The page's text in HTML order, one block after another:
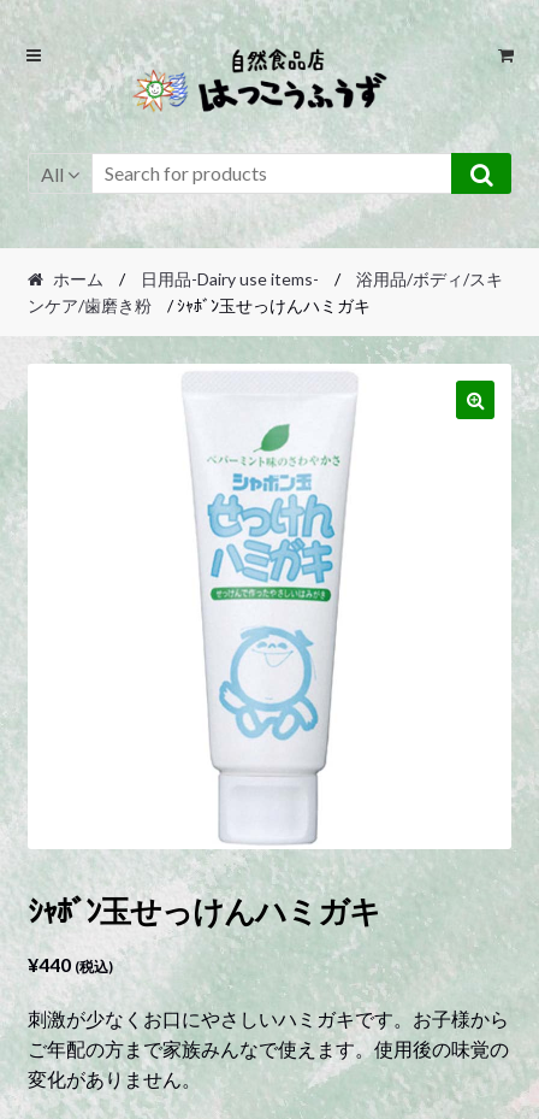
Skip
navigation
Skip
content
All
ホーム / 日用品-Dairy use items- /
浴用品/ボディ/スキ
ンケア/歯磨き粉
/ ｼｬﾎﾞﾝ玉せっけんハミガキ
ｼｬﾎﾞﾝ玉せっけんハミガキ
¥440 (税込)
刺激が少なくお口にやさしいハミガキです。お子様から
ご年配の方まで家族みんなで使えます。使用後の味覚の
変化がありません。